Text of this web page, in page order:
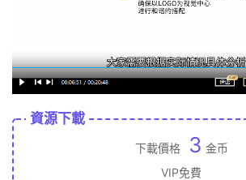
資源下載
下載價格 3 金币
VIP免費